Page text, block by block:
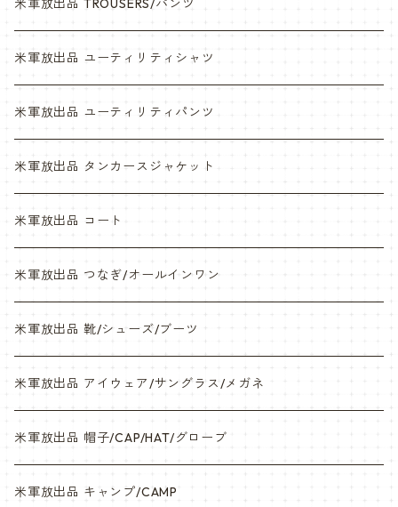
ABU
NWU
デザートマーパット
ABU
NWU
米軍放出品 TROUSERS/パンツ
米軍放出品 ユーティリティシャツ
米軍放出品 ユーティリティパンツ
米軍放出品 タンカースジャケット
米軍放出品 コート
米軍放出品 つなぎ/オールインワン
米軍放出品 靴/シューズ/ブーツ
米軍放出品 アイウェア/サングラス/メガネ
米軍放出品 帽子/CAP/HAT/グローブ
米軍放出品 キャンプ/CAMP